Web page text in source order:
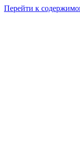
Перейти к